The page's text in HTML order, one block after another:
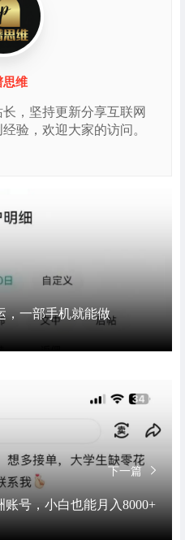
思维
，坚持更新分享互联网
验，欢迎大家的访问。
，一部手机就能做
下一篇
账号，小白也能月入8000+